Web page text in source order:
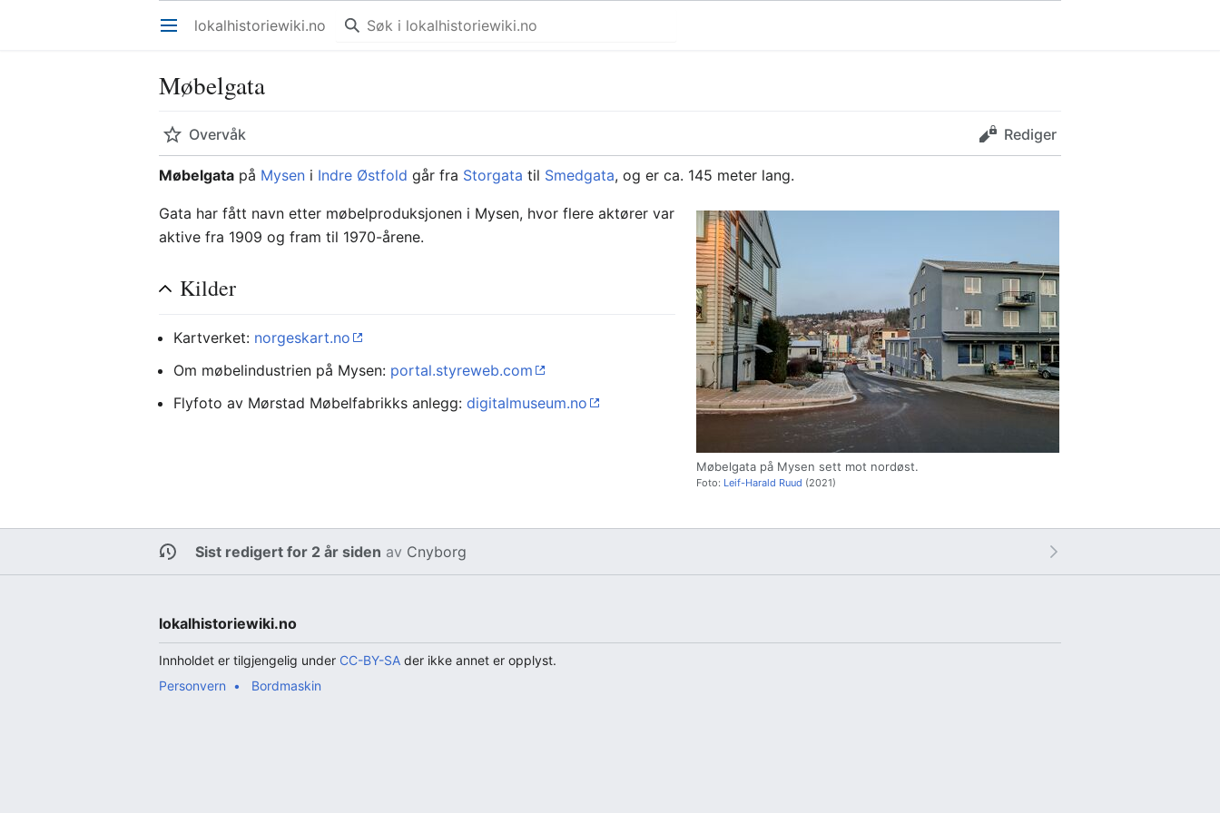
Åpne hovedmenyen lokalhistoriewiki.no
Møbelgata
Overvåk Rediger
Møbelgata på Mysen i Indre Østfold går fra Storgata til Smedgata, og er ca. 145 meter lang.
Møbelgata på Mysen sett mot nordøst.
Foto: Leif-Harald Ruud (2021)
Gata har fått navn etter møbelproduksjonen i Mysen, hvor flere aktører var
aktive fra 1909 og fram til 1970-årene.
Kilder
Kartverket: norgeskart.no
Om møbelindustrien på Mysen: portal.styreweb.com
Flyfoto av Mørstad Møbelfabrikks anlegg:digitalmuseum.no
Sist redigert for 2 år siden av Cnyborg
lokalhistoriewiki.no
Innholdet er tilgjengelig under CC-BY-SA der ikke annet er opplyst.
Personvern
Bordmaskin